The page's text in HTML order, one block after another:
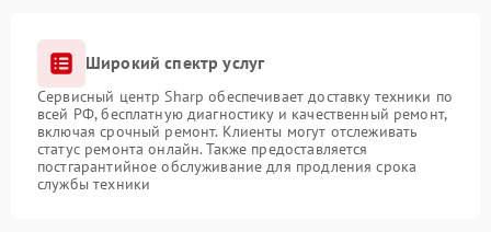
Широкий спектр услуг
Сервисный центр Sharp обеспечивает доставку техники по
всей РФ, бесплатную диагностику и качественный ремонт,
включая срочный ремонт. Клиенты могут отслеживать
статус ремонта онлайн. Также предоставляется
постгарантийное обслуживание для продления срока
службы техники